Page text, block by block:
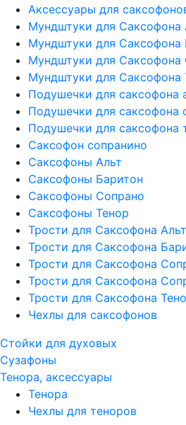
Аксессуары для
Мундштуки для Саксофона
Мундштуки для Саксофона
Мундштуки для Саксофона
Мундштуки для Саксофона
Подушечки для саксофона
Подушечки для саксофона
Подушечки для саксофона
Саксофон сопранино
Саксофоны Альт
Саксофоны Баритон
Саксофоны Сопрано
Саксофоны Тенор
Трости для Саксофона Альт
Трости для Саксофона
Трости для Саксофона
Трости для Саксофона
Трости для Саксофона
Чехлы для саксофонов
Стойки для духовых
Сузафоны
Тенора, аксессуары
Тенора
Чехлы для теноров